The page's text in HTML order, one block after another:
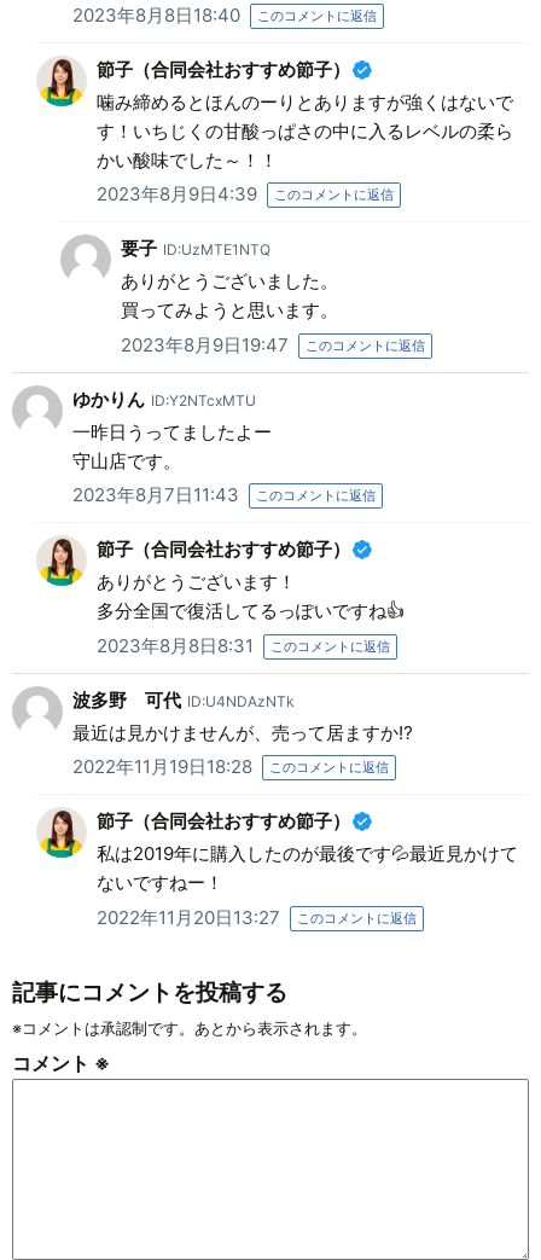
2023年8月8日18:40 このコメントに返信
節子（合同会社おすすめ節子）
噛み締めるとほんのーりとありますが強くはないで
す！いちじくの甘酸っぱさの中に入るレベルの柔ら
かい酸味でした～！！
2023年8月9日4:39
このコメントに返信
要子 ID:UzMTE1NTQ
ありがとうございました。
買ってみようと思います。
2023年8月9日19:47
このコメントに返信
ゆかりん ID:Y2NTcxMTU
一昨日うってましたよー
守山店です。
2023年8月7日11:43
このコメントに返信
節子（合同会社おすすめ節子）
ありがとうございます！
多分全国で復活してるっぽいですね👍
2023年8月8日8:31
このコメントに返信
波多野 可代 ID:U4NDAzNTk
最近は見かけませんが、売って居ますか⁉️
2022年11月19日18:28
このコメントに返信
節子（合同会社おすすめ節子）
私は2019年に購入したのが最後です💦最近見かけて
ないですねー！
2022年11月20日13:27
このコメントに返信
記事にコメントを投稿する
※コメントは承認制です。あとから表示されます。
コメント ※